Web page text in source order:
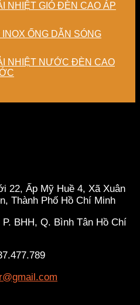
ĐÈN CAO ÁP
ỐNG DẪN SÓNG
ĐÈN CAO
22, Ấp Mỹ Huề 4, Xã Xuân
Thành Phố Hồ Chí Minh
BHH, Q. Bình Tân Hồ Chí